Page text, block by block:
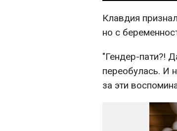
Клавдия
но с
"Гендер-пати?!
переобулась. И
за эти